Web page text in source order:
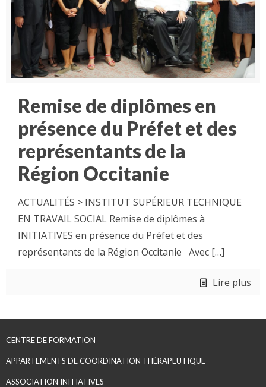
Remise de diplômes en
présence du Préfet et des
représentants de la
Région Occitanie
ACTUALITÉS > INSTITUT SUPÉRIEUR TECHNIQUE
EN TRAVAIL SOCIAL Remise de diplômes à
INITIATIVES en présence du Préfet et des
représentants de la Région Occitanie Avec […]
Lire plus
CENTRE DE FORMATION
APPARTEMENTS DE COORDINATION THÉRAPEUTIQUE
ASSOCIATION INITIATIVES